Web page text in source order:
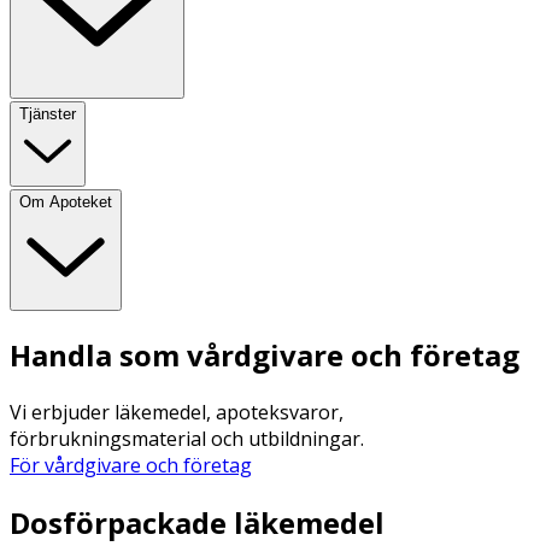
Tjänster
Om Apoteket
Handla som vårdgivare och företag
Vi erbjuder läkemedel, apoteksvaror,
förbrukningsmaterial och utbildningar.
För vårdgivare och företag
Dosförpackade läkemedel